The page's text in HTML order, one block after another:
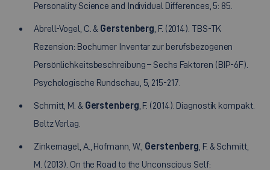
Personality Science and Individual Differences, 5: 85.
Abrell-Vogel, C. & Gerstenberg , F. (2014). TBS-TK
Rezension: Bochumer Inventar zur berufsbezogenen
Persönlichkeitsbeschreibung – Sechs Faktoren (BIP-6F).
Psychologische Rundschau, 5, 215-217.
Schmitt, M. & Gerstenberg , F. (2014). Diagnostik kompakt.
Beltz Verlag.
Zinkernagel, A., Hofmann, W., Gerstenberg , F. & Schmitt,
M. (2013). On the Road to the Unconscious Self: